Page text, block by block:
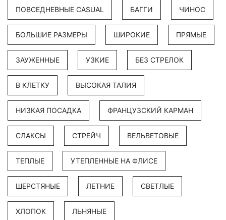
ПОВСЕДНЕВНЫЕ CASUAL БАГГИ ЧИНОС
БОЛЬШИЕ РАЗМЕРЫ ШИРОКИЕ ПРЯМЫЕ
ЗАУЖЕННЫЕ УЗКИЕ БЕЗ СТРЕЛОК
В КЛЕТКУ ВЫСОКАЯ ТАЛИЯ
НИЗКАЯ ПОСАДКА ФРАНЦУЗСКИЙ КАРМАН
СЛАКСЫ СТРЕЙЧ ВЕЛЬВЕТОВЫЕ
ТЕПЛЫЕ УТЕПЛЕННЫЕ НА ФЛИСЕ
ШЕРСТЯНЫЕ ЛЕТНИЕ СВЕТЛЫЕ
ХЛОПОК ЛЬНЯНЫЕ